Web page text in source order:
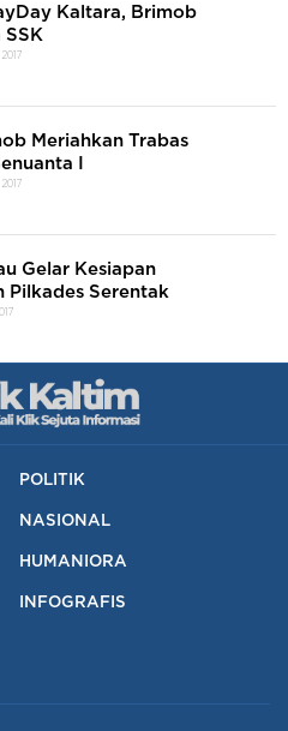
Kaltara, Brimob
SSK
Meriahkan Trabas
I
Gelar Kesiapan
Pilkades Serentak
POLITIK
NASIONAL
HUMANIORA
INFOGRAFIS